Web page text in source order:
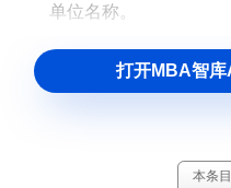
单位名称。
打开MBA智
本条